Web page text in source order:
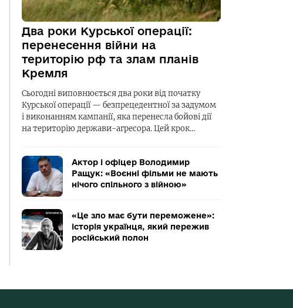
Два роки Курської операції:
перенесення війни на
територію рф та злам планів
Кремля
Сьогодні виповнюється два роки від початку
Курської операції — безпрецедентної за задумом
і виконанням кампанії, яка перенесла бойові дії
на територію держави-агресора. Цей крок…
Актор і офіцер Володимир
Ращук: «Воєнні фільми не мають
нічого спільного з війною»
«Це зло має бути переможене»:
історія українця, який пережив
російський полон